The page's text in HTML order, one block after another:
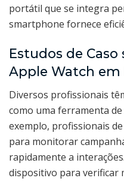
portátil que se integra
smartphone fornece
Estudos de Caso
Apple Watch em
Diversos profissionais
como uma ferramenta
exemplo, profissionais
para monitorar
rapidamente a
dispositivo para verificar